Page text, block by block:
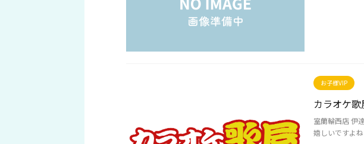
お子様VIP
カラオケ
室蘭輪西店 伊
嬉しいですよ